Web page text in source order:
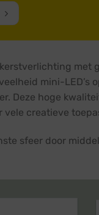
met
mini-LED’s
Deze hoge
creatieve
sfeer door